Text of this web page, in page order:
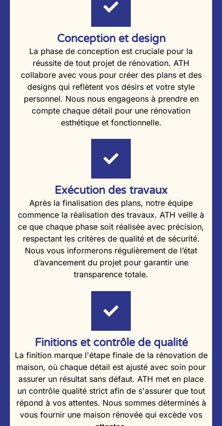
Conception et design
La phase de conception est cruciale pour la
réussite de tout projet de rénovation. ATH
collabore avec vous pour créer des plans et des
designs qui reflètent vos désirs et votre style
personnel. Nous nous engageons à prendre en
compte chaque détail pour une rénovation
esthétique et fonctionnelle.
Exécution des travaux
Après la finalisation des plans, notre équipe
commence la réalisation des travaux. ATH veille à
ce que chaque phase soit réalisée avec précision,
respectant les critères de qualité et de sécurité.
Nous vous informerons régulièrement de l’état
d’avancement du projet pour garantir une
transparence totale.
Finitions et contrôle de qualité
La finition marque l'étape finale de la rénovation de
maison, où chaque détail est ajusté avec soin pour
assurer un résultat sans défaut. ATH met en place
un contrôle qualité strict afin de s'assurer que tout
répond à vos attentes. Nous sommes déterminés à
vous fournir une maison rénovée qui excède vos